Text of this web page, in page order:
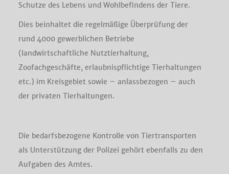
Schutze des Lebens und Wohlbefindens der Tiere.
Dies beinhaltet die regelmäßige Überprüfung der
rund 4000 gewerblichen Betriebe
(landwirtschaftliche Nutztierhaltung,
Zoofachgeschäfte, erlaubnispflichtige Tierhaltungen
etc.) im Kreisgebiet sowie – anlassbezogen – auch
der privaten Tierhaltungen.
Die bedarfsbezogene Kontrolle von Tiertransporten
als Unterstützung der Polizei gehört ebenfalls zu den
Aufgaben des Amtes.